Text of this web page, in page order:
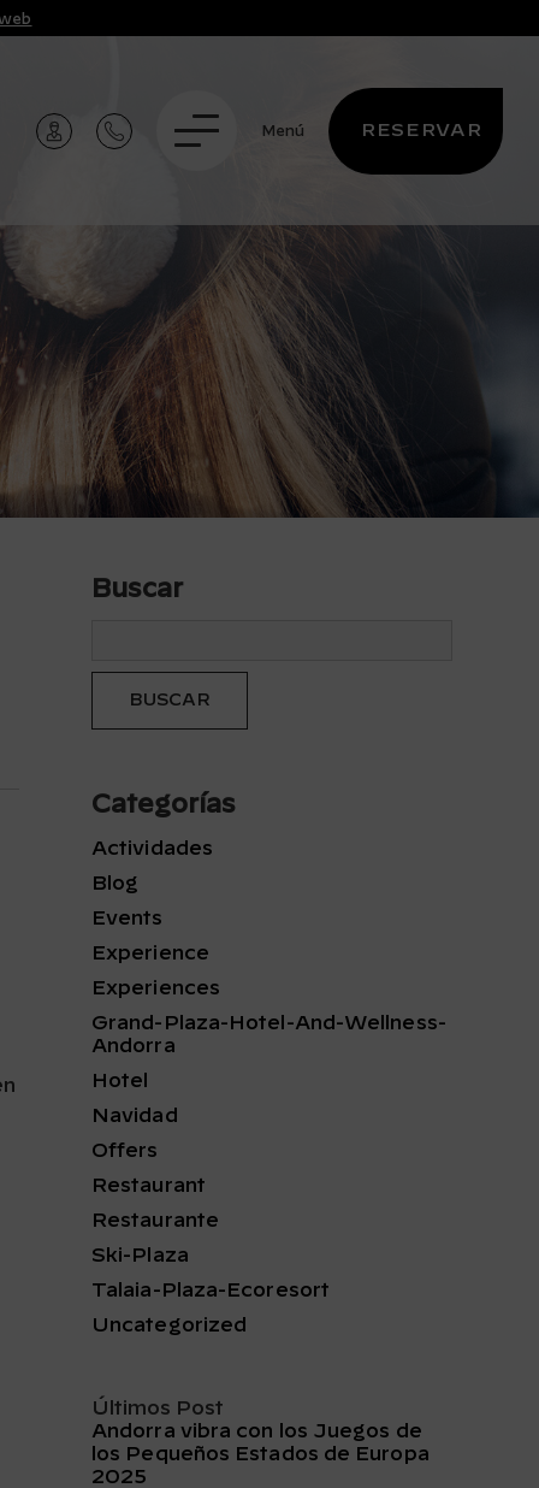
Menú RESERVAR
Buscar
Categorías
Actividades
Blog
Events
Experience
Experiences
Grand-Plaza-Hotel-And-Wellness-
Andorra
Hotel
Navidad
Offers
Restaurant
Restaurante
Ski-Plaza
Talaia-Plaza-Ecoresort
Uncategorized
Últimos Post
Andorra vibra con los Juegos de
los Pequeños Estados de Europa
2025